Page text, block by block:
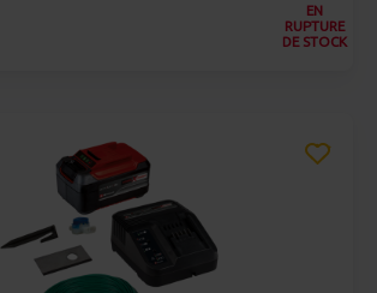
EN
RUPTURE
DE STOCK